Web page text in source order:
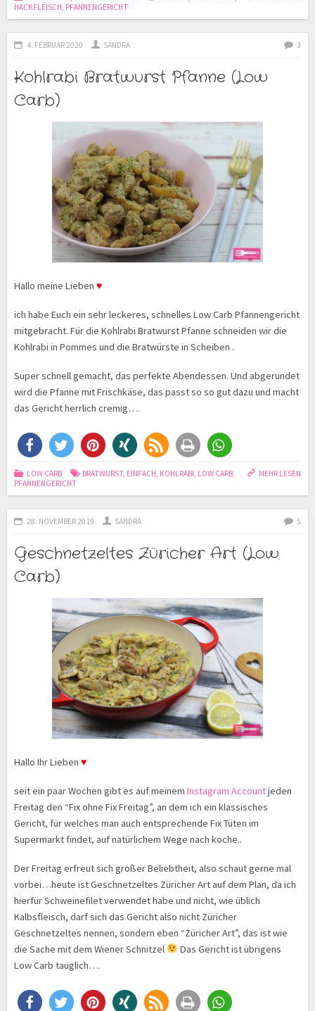
HACKFLEISCH, PFANNENGERICHT
4. FEBRUAR 2020 SANDRA 3
Kohlrabi Bratwurst Pfanne (Low
Carb)
Hallo meine Lieben ♥
ich habe Euch ein sehr leckeres, schnelles Low Carb Pfannengericht
mitgebracht. Für die Kohlrabi Bratwurst Pfanne schneiden wir die
Kohlrabi in Pommes und die Bratwürste in Scheiben .
Super schnell gemacht, das perfekte Abendessen. Und abgerundet
wird die Pfanne mit Frischkäse, das passt so so gut dazu und macht
das Gericht herrlich cremig….
MEHR LESEN
LOW CARB BRATWURST, EINFACH, KOHLRABI, LOW CARB,
PFANNENGERICHT
28. NOVEMBER 2019 SANDRA 5
Geschnetzeltes Züricher Art (Low
Carb)
Hallo Ihr Lieben ♥
seit ein paar Wochen gibt es auf meinem Instagram Accountjeden
Freitag den “Fix ohne Fix Freitag”, an dem ich ein klassisches
Gericht, für welches man auch entsprechende Fix Tüten im
Supermarkt findet, auf natürlichem Wege nach koche..
Der Freitag erfreut sich großer Beliebtheit, also schaut gerne mal
vorbei…heute ist Geschnetzeltes Züricher Art auf dem Plan, da ich
hierfür Schweinefilet verwendet habe und nicht, wie üblich
Kalbsfleisch, darf sich das Gericht also nicht Züricher
Geschnetzeltes nennen, sondern eben “Züricher Art”, das ist wie
die Sache mit dem Wiener Schnitzel
Das Gericht ist übrigens
Low Carb tauglich….